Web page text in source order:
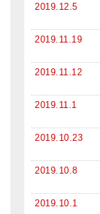
2019.12.5
2019.11.19
2019.11.12
2019.11.1
2019.10.23
2019.10.8
2019.10.1